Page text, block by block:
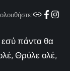
εσύ πάντα θα
Θρύλε ολέ,